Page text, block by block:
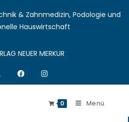
& Zahnmedizin, Podologie und
Hauswirtschaft
NEUER MERKUR
0 Menü